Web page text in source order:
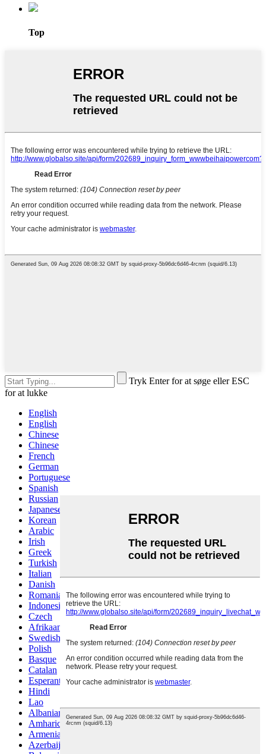
Top
Tryk Enter for at søge eller ESC
for at lukke
English
English
Chinese
Chinese
French
German
Portuguese
Spanish
Russian
Japanese
Korean
Arabic
Irish
Greek
Turkish
Italian
Danish
Romanian
Indonesian
Czech
Afrikaans
Swedish
Polish
Basque
Catalan
Esperanto
Hindi
Lao
Albanian
Amharic
Armenian
Azerbaijani